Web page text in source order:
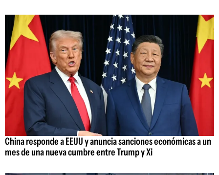
China responde a EEUU y anuncia sanciones económicas a un
mes de una nueva cumbre entre Trump y Xi